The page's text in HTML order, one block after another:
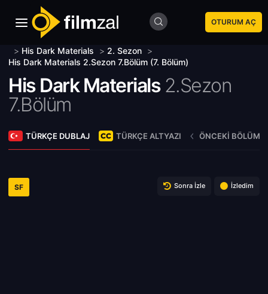
OTURUM AÇ
> His Dark Materials > 2. Sezon >
His Dark Materials 2.Sezon 7.Bölüm (7. Bölüm)
His Dark Materials 2.Sezon
7.Bölüm
TÜRKÇE DUBLAJ TÜRKÇE ALTYAZI ÖNCEKI BÖLÜM
SF Sonra İzle İzledim